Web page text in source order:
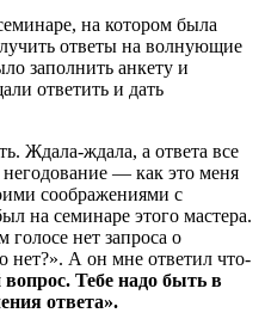
на котором была
ответы на волнующие
заполнить анкету и
ответить и дать
Ждала-ждала, а ответа все
— как это меня
соображениями с
на семинаре этого мастера.
нет запроса о
нет?». А он мне ответил что-
Тебе надо быть в
ответа».